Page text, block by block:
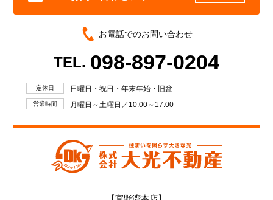
お電話でのお問い合わせ
TEL. 098-897-0204
定休日 日曜日・祝日・年末年始・旧盆
営業時間 月曜日～土曜日／10:00～17:00